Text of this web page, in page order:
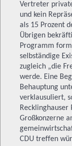
Vertreter
und kein
als 15 Prozent
Übrigen
Programm
selbständige
zugleich „die
werde. Eine
Behauptung
verklausuliert,
Großkonzerne
CDU treffen